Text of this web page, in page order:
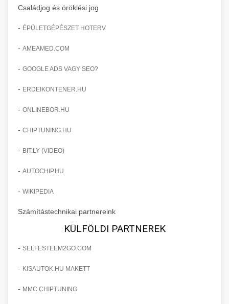
Családjog és öröklési jog
- ÉPÜLETGÉPÉSZET HOTERV
- AMEAMED.COM
- GOOGLE ADS VAGY SEO?
- ERDEIKONTENER.HU
- ONLINEBOR.HU
- CHIPTUNING.HU
- BIT.LY (VIDEO)
- AUTOCHIP.HU
- WIKIPEDIA
Számítástechnikai partnereink
KÜLFÖLDI PARTNEREK
- SELFESTEEM2GO.COM
- KISAUTOK.HU MAKETT
- MMC CHIPTUNING